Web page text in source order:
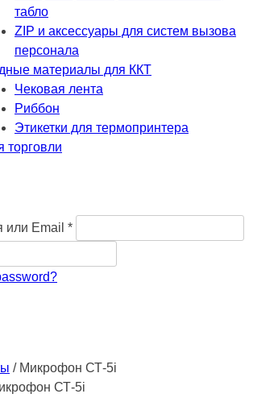
табло
ZIP и аксессуары для систем вызова
персонала
материалы для ККТ
Чековая лента
Риббон
Этикетки для термопринтера
торговли
или Email *Обязательно
/ Микрофон СТ-5i